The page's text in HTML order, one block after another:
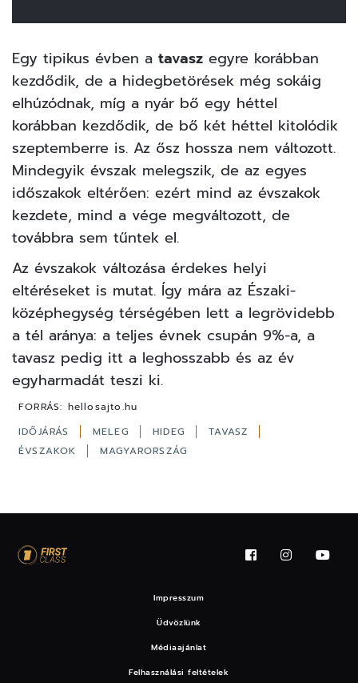
Egy tipikus évben a tavasz egyre korábban
kezdődik, de a hidegbetörések még sokáig
elhúzódnak, míg a nyár bő egy héttel
korábban kezdődik, de bő két héttel kitolódik
szeptemberre is. Az ősz hossza nem változott.
Mindegyik évszak melegszik, de az egyes
időszakok eltérően: ezért mind az évszakok
kezdete, mind a vége megváltozott, de
továbbra sem tűntek el.
Az évszakok változása érdekes helyi
eltéréseket is mutat. Így mára az Északi-
középhegység térségében lett a legrövidebb
a tél aránya: a teljes évnek csupán 9%-a, a
tavasz pedig itt a leghosszabb és az év
egyharmadát teszi ki.
FORRÁS: hellosajto.hu
IDŐJÁRÁS
MELEG HIDEG
TAVASZ
ÉVSZAKOK
MAGYARORSZÁG
Impresszum
Üdvözlünk
Médiaajánlat
Felhasználási feltételek